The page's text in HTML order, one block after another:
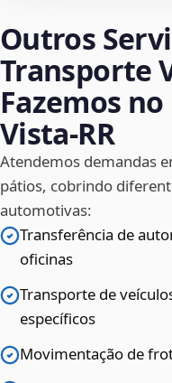
Outros
Transporte
Fazemos
Vista‑RR
Atendemos demandas
pátios, cobrindo
automotivas:
Transferência de
oficinas
Transporte de
específicos
Movimentação de